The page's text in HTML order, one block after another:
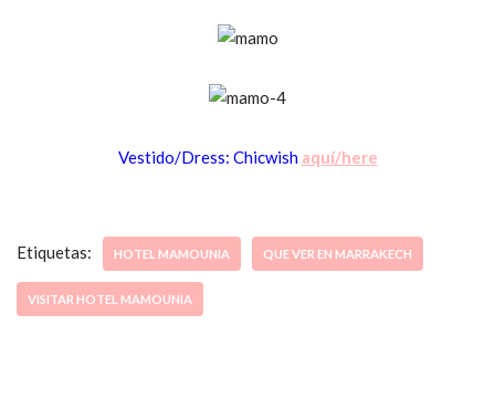
Vestido/Dress: Chicwish aquí/here
Etiquetas: HOTEL MAMOUNIA QUE VER EN MARRAKECH
VISITAR HOTEL MAMOUNIA